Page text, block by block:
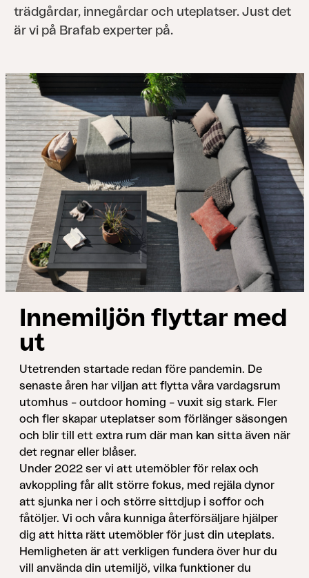
trädgårdar, innegårdar och uteplatser. Just det
är vi på Brafab experter på.
Innemiljön flyttar med
ut
Utetrenden startade redan före pandemin. De
senaste åren har viljan att ﬂytta våra vardagsrum
utomhus – outdoor homing – vuxit sig stark. Fler
och ﬂer skapar uteplatser som förlänger säsongen
och blir till ett extra rum där man kan sitta även när
det regnar eller blåser.
Under 2022 ser vi att utemöbler för relax och
avkoppling får allt större fokus, med rejäla dynor
att sjunka ner i och större sittdjup i soffor och
fåtöljer. Vi och våra kunniga återförsäljare hjälper
dig att hitta rätt utemöbler för just din uteplats.
Hemligheten är att verkligen fundera över hur du
vill använda din utemiljö, vilka funktioner du